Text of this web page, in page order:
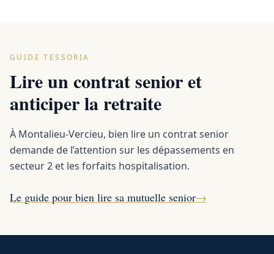
GUIDE TESSORIA
Lire un contrat senior et
anticiper la retraite
À Montalieu-Vercieu, bien lire un contrat senior
demande de l’attention sur les dépassements en
secteur 2 et les forfaits hospitalisation.
Le guide pour bien lire sa mutuelle senior→